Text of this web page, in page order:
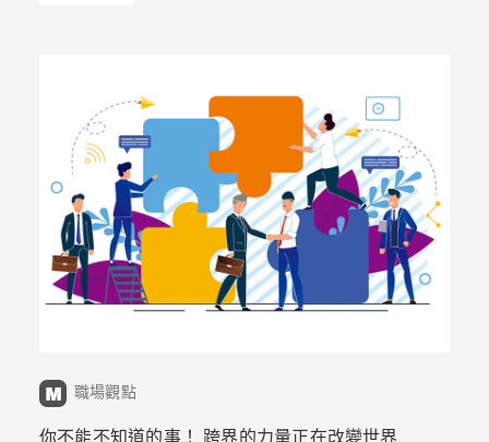
職場觀點
你不能不知道的事！ 跨界的力量正在改變世界